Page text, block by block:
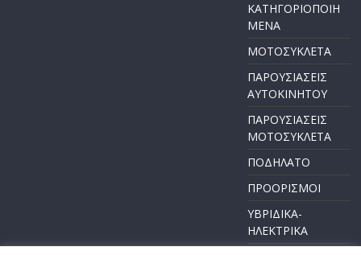
ΚΑΤΗΓΟΡΙΟΠΟΙΗ
ΜΕΝΑ
ΜΟΤΟΣΥΚΛΕΤΑ
ΠΑΡΟΥΣΙΑΣΕΙΣ
ΑΥΤΟΚΙΝΗΤΟΥ
ΠΑΡΟΥΣΙΑΣΕΙΣ
ΜΟΤΟΣΥΚΛΕΤΑ
ΠΟΔΗΛΑΤΟ
ΠΡΟΟΡΙΣΜΟΙ
ΥΒΡΙΔΙΚΑ-
ΗΛΕΚΤΡΙΚΑ